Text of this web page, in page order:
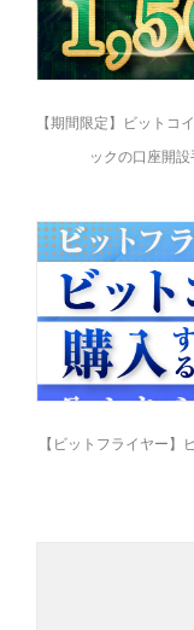
【期間限定】ビットコ
ックの口座開
【ビットフライヤー】